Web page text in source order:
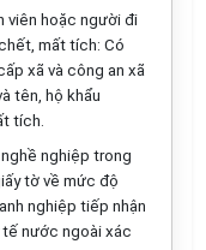
viên hoặc người đi
mất tích: Có
xã và công an xã
tên, hộ khẩu
tích.
nghiệp trong
tờ về mức độ
nghiệp tiếp nhận
tế nước ngoài xác